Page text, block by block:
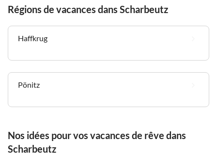
und authentischen
Dank, wir kommen gerne
wieder.
Régions de vacances dans Scharbeutz
Haffkrug
Pönitz
Nos idées pour vos vacances de rêve dans
Scharbeutz